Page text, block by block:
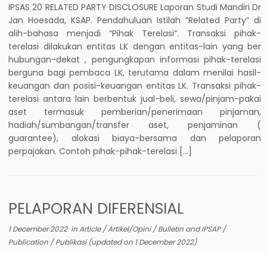
IPSAS 20 RELATED PARTY DISCLOSURE Laporan Studi Mandiri Dr
Jan Hoesada, KSAP. Pendahuluan Istilah “Related Party” di
alih-bahasa menjadi “Pihak Terelasi”. Transaksi pihak-
terelasi dilakukan entitas LK dengan entitas-lain yang ber
hubungan-dekat , pengungkapan informasi pihak-terelasi
berguna bagi pembaca LK, terutama dalam menilai hasil-
keuangan dan posisi-keuangan entitas LK. Transaksi pihak-
terelasi antara lain berbentuk jual-beli, sewa/pinjam-pakai
aset termasuk pemberian/penerimaan pinjaman,
hadiah/sumbangan/transfer aset, penjaminan (
guarantee), alokasi biaya-bersama dan pelaporan
perpajakan. Contoh pihak-pihak-terelasi […]
PELAPORAN DIFERENSIAL
1 December 2022inArticle/Artikel/Opini/Bulletin and IPSAP/
Publication /Publikasi(updated on 1 December 2022)